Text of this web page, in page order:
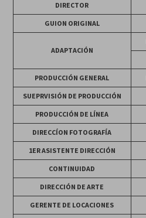
DIRECTOR
GUION ORIGINAL
ADAPTACIÓN
PRODUCCIÓN GENERAL
SUEPRVISIÓN DE PRODUCCIÓN
PRODUCCIÓN DE LÍNEA
DIRECCÍON FOTOGRAFÍA
1ER ASISTENTE DIRECCIÓN
CONTINUIDAD
DIRECCIÓN DE ARTE
GERENTE DE LOCACIONES